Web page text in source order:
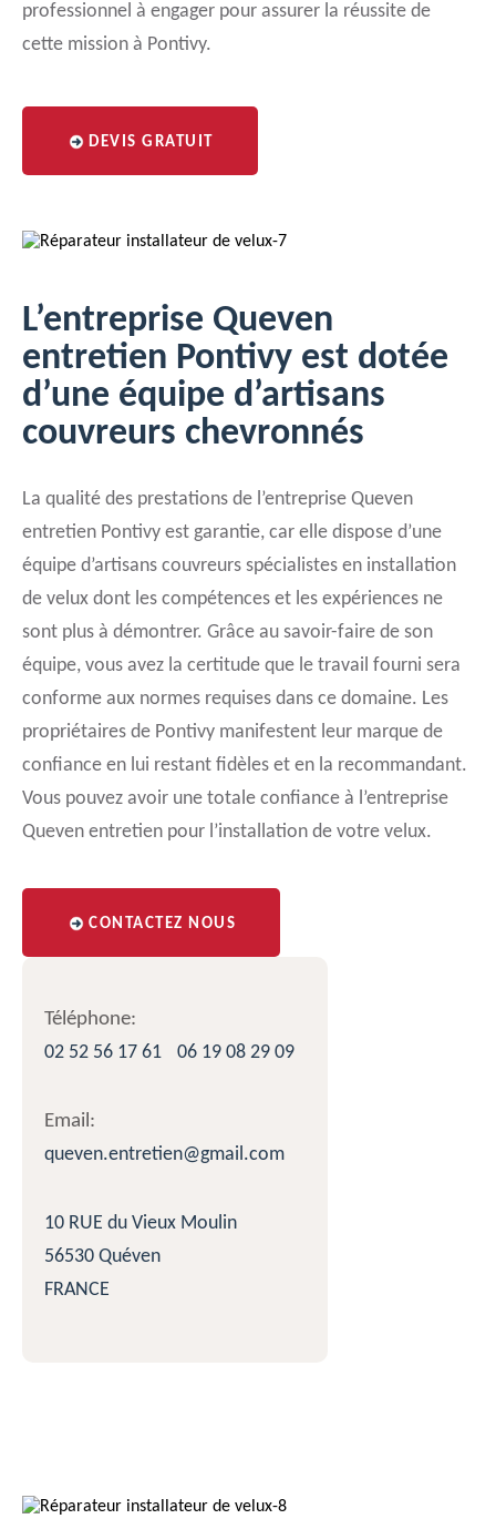
professionnel à engager pour assurer la réussite de
cette mission à Pontivy.
DEVIS GRATUIT
L’entreprise Queven
entretien Pontivy est dotée
d’une équipe d’artisans
couvreurs chevronnés
La qualité des prestations de l’entreprise Queven
entretien Pontivy est garantie, car elle dispose d’une
équipe d’artisans couvreurs spécialistes en installation
de velux dont les compétences et les expériences ne
sont plus à démontrer. Grâce au savoir-faire de son
équipe, vous avez la certitude que le travail fourni sera
conforme aux normes requises dans ce domaine. Les
propriétaires de Pontivy manifestent leur marque de
confiance en lui restant fidèles et en la recommandant.
Vous pouvez avoir une totale confiance à l’entreprise
Queven entretien pour l’installation de votre velux.
CONTACTEZ NOUS
Téléphone:
02 52 56 17 61
06 19 08 29 09
Email:
queven.entretien@gmail.com
10 RUE du Vieux Moulin
56530 Quéven
FRANCE